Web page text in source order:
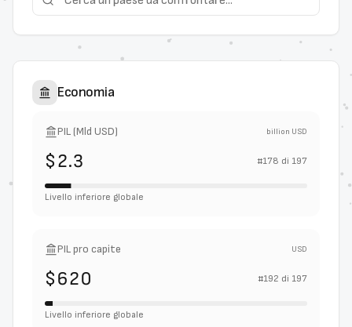
Economia
PIL (Mld USD) billion USD
$2.3 #178 di 197
Livello inferiore globale
PIL pro capite USD
$620 #192 di 197
Livello inferiore globale